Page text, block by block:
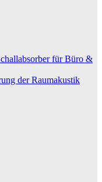
für Büro &
der Raumakustik